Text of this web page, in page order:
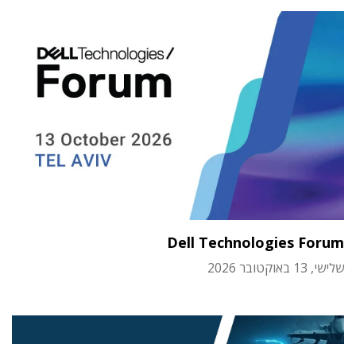
Dell Technologies Forum
שלישי, 13 באוקטובר 2026